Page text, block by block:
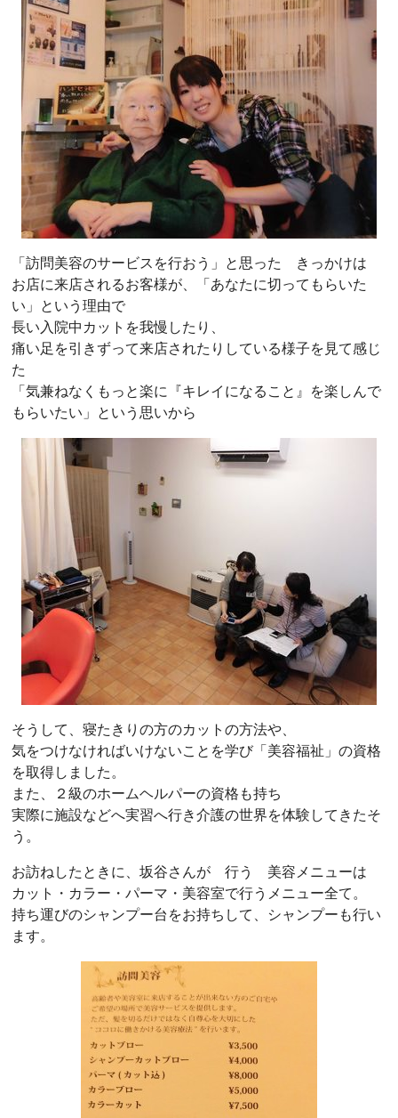
「訪問美容のサービスを行おう」と思った きっかけは
お店に来店されるお客様が、「あなたに切ってもらいた
い」という理由で
長い入院中カットを我慢したり、
痛い足を引きずって来店されたりしている様子を見て感じ
た
「気兼ねなくもっと楽に『キレイになること』を楽しんで
もらいたい」という思いから
そうして、寝たきりの方のカットの方法や、
気をつけなければいけないことを学び「美容福祉」の資格
を取得しました。
また、２級のホームヘルパーの資格も持ち
実際に施設などへ実習へ行き介護の世界を体験してきたそ
う。
お訪ねしたときに、坂谷さんが 行う 美容メニューは
カット・カラー・パーマ・美容室で行うメニュー全て。
持ち運びのシャンプー台をお持ちして、シャンプーも行い
ます。